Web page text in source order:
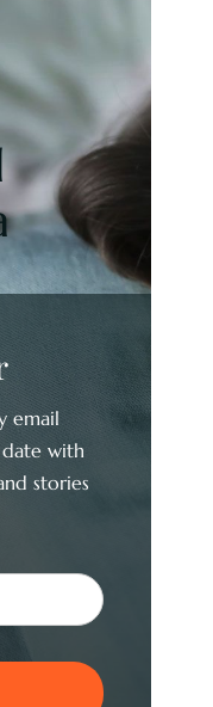
email
with
stories